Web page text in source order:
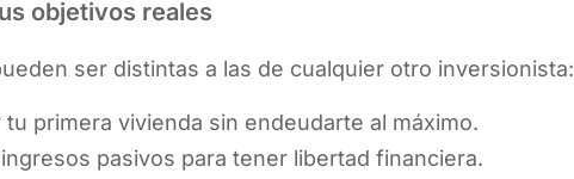
objetivos reales
ser distintas a las de cualquier otro inversionista:
tu primera vivienda sin endeudarte al máximo.
pasivos para tener libertad financiera.